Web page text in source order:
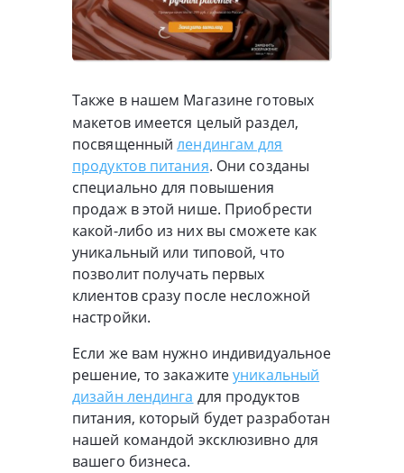
Также в нашем Магазине готовых
макетов имеется целый раздел,
посвященныйлендингам для
продуктов питания. Они созданы
специально для повышения
продаж в этой нише. Приобрести
какой-либо из них вы сможете как
уникальный или типовой, что
позволит получать первых
клиентов сразу после несложной
настройки.
Если же вам нужно индивидуальное
решение, то закажитеуникальный
дизайн лендинга для продуктов
питания, который будет разработан
нашей командой эксклюзивно для
вашего бизнеса.